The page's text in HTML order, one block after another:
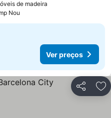
de madeira
Nou
Ver preços
Partilhar